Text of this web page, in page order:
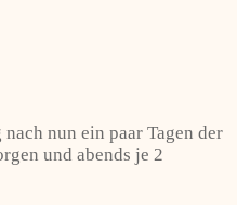
nun ein paar Tagen der
und abends je 2